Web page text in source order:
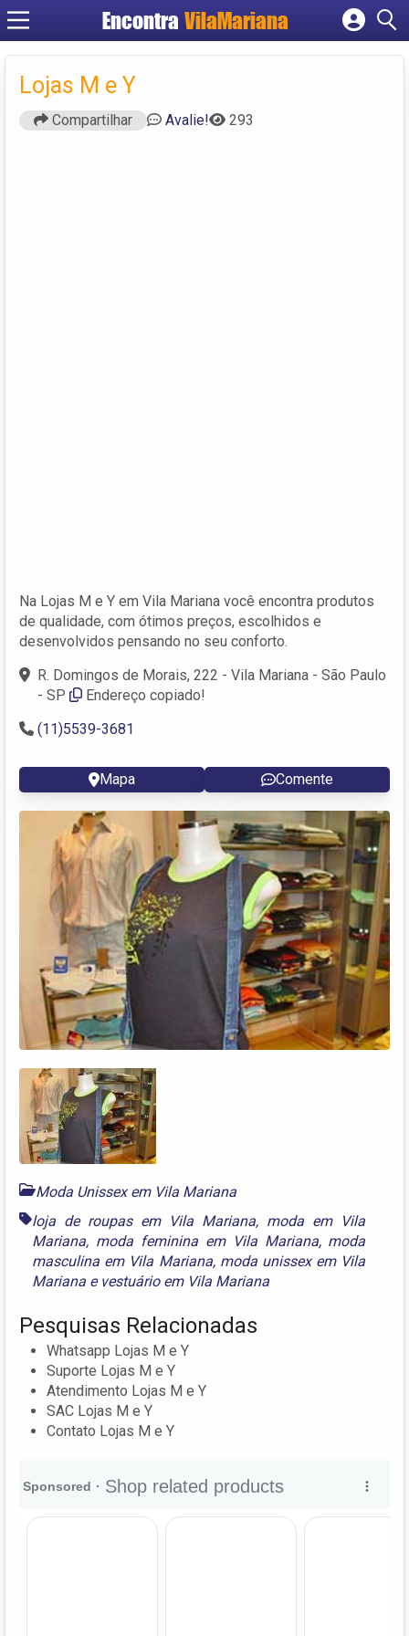
EncontraVilaMariana
Cadastrar empresa
Lojas M e Y
Compartilhar Avalie! 293
Na Lojas M e Y em Vila Mariana você encontra produtos
de qualidade, com ótimos preços, escolhidos e
desenvolvidos pensando no seu conforto.
R. Domingos de Morais, 222 - Vila Mariana - São Paulo
- SP
Endereço copiado!
(11)5539-3681
Mapa Comente
Moda Unissex em Vila Mariana
loja de roupas em Vila Mariana, moda em Vila
Mariana, moda feminina em Vila Mariana, moda
masculina em Vila Mariana, moda unissex em Vila
Mariana e vestuário em Vila Mariana
Pesquisas Relacionadas
Whatsapp Lojas M e Y
Suporte Lojas M e Y
Atendimento Lojas M e Y
SAC Lojas M e Y
Contato Lojas M e Y